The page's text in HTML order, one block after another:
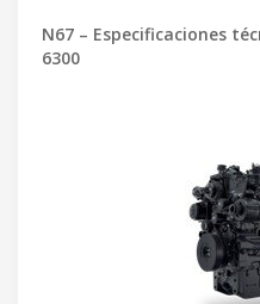
N67 – Especificaciones
6300